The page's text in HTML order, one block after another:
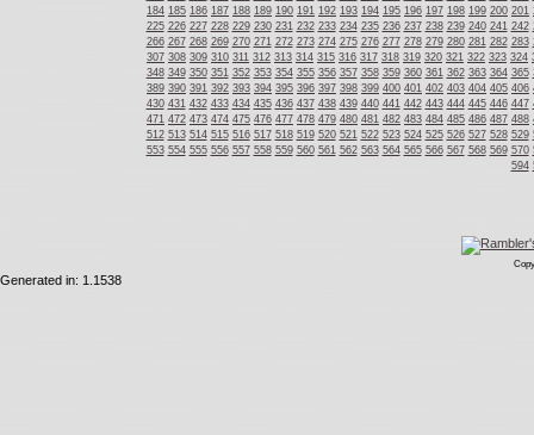
184 185 186 187 188 189 190 191 192 193 194 195 196 197 198 199 200 201
225 226 227 228 229 230 231 232 233 234 235 236 237 238 239 240 241 242
266 267 268 269 270 271 272 273 274 275 276 277 278 279 280 281 282 283
307 308 309 310 311 312 313 314 315 316 317 318 319 320 321 322 323 324
348 349 350 351 352 353 354 355 356 357 358 359 360 361 362 363 364 365
389 390 391 392 393 394 395 396 397 398 399 400 401 402 403 404 405 406
430 431 432 433 434 435 436 437 438 439 440 441 442 443 444 445 446 447
471 472 473 474 475 476 477 478 479 480 481 482 483 484 485 486 487 488
512 513 514 515 516 517 518 519 520 521 522 523 524 525 526 527 528 529
553 554 555 556 557 558 559 560 561 562 563 564 565 566 567 568 569 570
594
Generated in: 1.1538